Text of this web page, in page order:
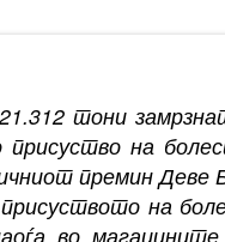
тони
присуство на
премин Деве
на
во магацините